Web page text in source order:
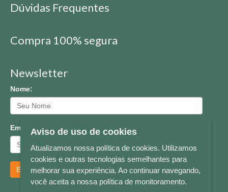
Dúvidas Frequentes
Compra 100% segura
Newsletter
Nome:
Email:
Enviar
Aviso de uso de cookies
Atualizamos nossa política de cookies. Utilizamos
cookies e outras tecnologias semelhantes para
melhorar sua experiência. Ao continuar navegando,
você aceita a nossa política de monitoramento.